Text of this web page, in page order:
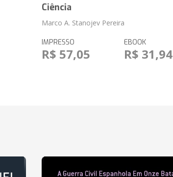
Ciência
Marco A. Stanojev Pereira
IMPRESSO
R$ 57,05
EBOOK
R$ 31,94